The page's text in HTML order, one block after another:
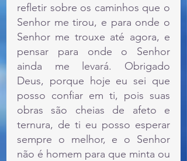
refletir sobre os caminhos que o
Senhor me tirou, e para onde o
Senhor me trouxe até agora, e
pensar para onde o Senhor
ainda me levará. Obrigado
Deus, porque hoje eu sei que
posso confiar em ti, pois suas
obras são cheias de afeto e
ternura, de ti eu posso esperar
sempre o melhor, e o Senhor
não é homem para que minta ou